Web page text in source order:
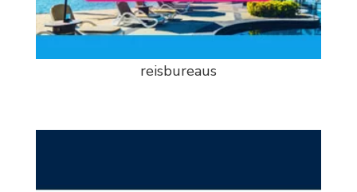
reisbureaus